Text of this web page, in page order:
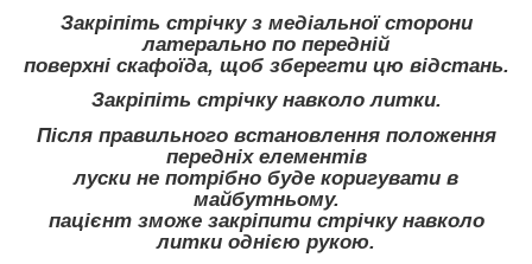
Закріпіть стрічку з медіальної сторони
латерально по передній
поверхні скафоїда, щоб зберегти цю відстань.
Закріпіть стрічку навколо литки.
Після правильного встановлення положення
передніх елементів
луски не потрібно буде коригувати в
майбутньому.
пацієнт зможе закріпити стрічку навколо
литки однією рукою.